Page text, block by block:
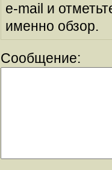
e-mail и
именно обзор.
Сообщение: